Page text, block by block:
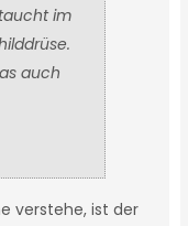
im
auch
verstehe, ist der